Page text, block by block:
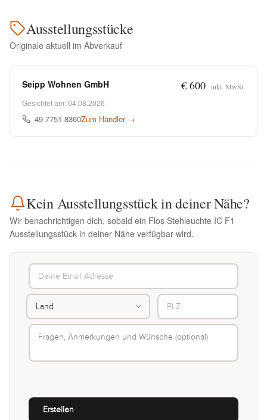
Ausstellungsstücke
Originale aktuell im Abverkauf
Seipp Wohnen GmbH € 600 inkl. MwSt.
Gesichtet am: 04.08.2026
49 7751 8360Zum Händler →
Kein Ausstellungsstück in deiner Nähe?
Wir benachrichtigen dich, sobald ein Flos Stehleuchte IC F1
Ausstellungsstück in deiner Nähe verfügbar wird.